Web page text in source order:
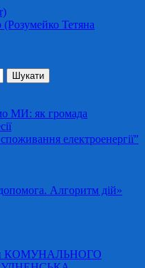
Тетяна
МИ: як громада
електроенергії”
Алгоритм дій»
КОМУНАЛЬНОГО